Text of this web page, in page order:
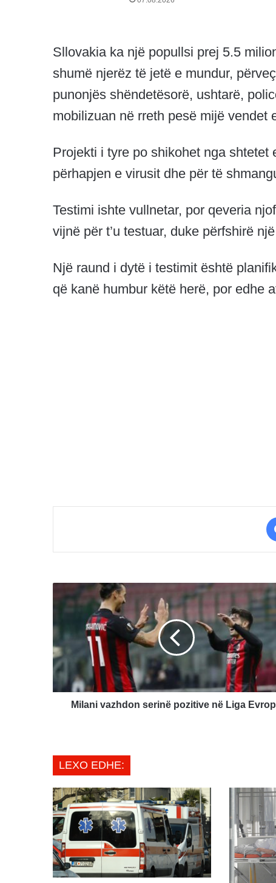
Sllovakia ka një popullsi prej 5.5
shumë njerëz të jetë e mundur,
punonjës shëndetësorë, ushtarë,
mobilizuan në rreth pesë mijë vendet
Projekti i tyre po shikohet nga
përhapjen e virusit dhe për të
Testimi ishte vullnetar, por qeveria
vijnë për t’u testuar, duke përfshirë
Një raund i dytë i testimit është
që kanë humbur këtë herë, por edhe
vazhdon
serinë
pozitive
në
Liga
Evropa
Milani vazhdon serinë pozitive në Liga
LEXO EDHE: